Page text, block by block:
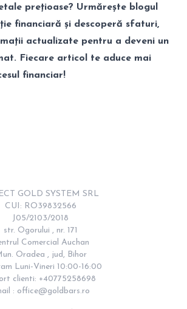
prețioase? Urmărește blogul
financiară și descoperă sfaturi,
actualizate pentru a deveni un
Fiecare articol te aduce mai
financiar!
GOLD SYSTEM SRL
CUI: RO39832566
J05/2103/2018
str. Ogorului , nr. 171
Comercial Auchan
Oradea , jud, Bihor
Luni-Vineri 10:00-16:00
clienti: +40775258698
: office@goldbars.ro